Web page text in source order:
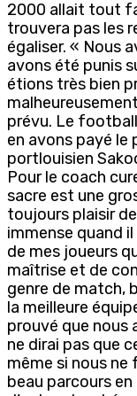
2000 allait tout
trouvera pas les
égaliser. « Nous
avons été punis
étions très bien
prévu. Le
en avons payé le
portlouisien
Pour le coach
sacre est une
toujours plaisir
immense quand
de mes joueurs
maîtrise et de
genre de match,
la meilleure
prouvé que nous
ne dirai pas que
même si nous
beau parcours